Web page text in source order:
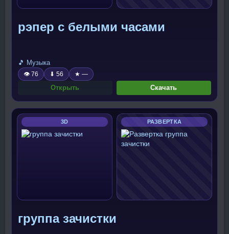
рэпер с белыми часами
🎵 Музыка
👁 76 ⬇ 56 ★ —
Открыть Скачать
3D РАЗВЕРТКА
группа зачистки